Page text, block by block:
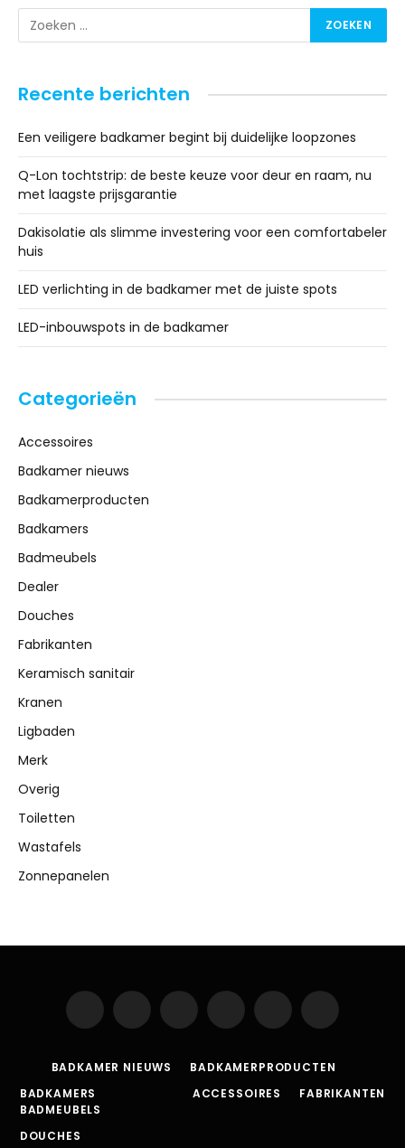
Recente berichten
Een veiligere badkamer begint bij duidelijke loopzones
Q-Lon tochtstrip: de beste keuze voor deur en raam, nu
met laagste prijsgarantie
Dakisolatie als slimme investering voor een comfortabeler
huis
LED verlichting in de badkamer met de juiste spots
LED-inbouwspots in de badkamer
Categorieën
Accessoires
Badkamer nieuws
Badkamerproducten
Badkamers
Badmeubels
Dealer
Douches
Fabrikanten
Keramisch sanitair
Kranen
Ligbaden
Merk
Overig
Toiletten
Wastafels
Zonnepanelen
Facebook
(Twitter)
Instagram Pinterest Vimeo YouTube
BADKAMER NIEUWS
BADKAMERPRODUCTEN
BADKAMERS
BADMEUBELS
DOUCHES
ACCESSOIRES FABRIKANTEN